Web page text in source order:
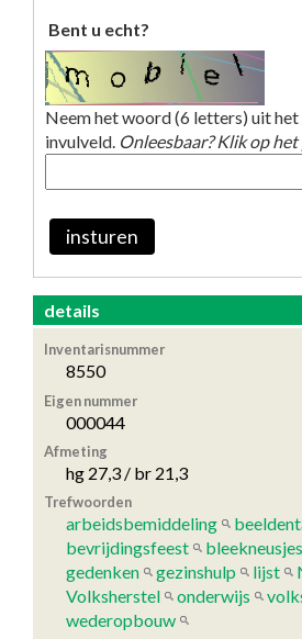
Bent u echt?
Neem het woord (6 letters) uit
invulveld. Onleesbaar? Klik op
insturen
details
Inventarisnummer
8550
Eigen nummer
000044
Afmeting
hg 27,3 / br 21,3
Trefwoorden
arbeidsbemiddeling
bevrijdingsfeest
bleekneusjes
gedenken
gezinshulp lijst
Volksherstel
onderwijs
wederopbouw